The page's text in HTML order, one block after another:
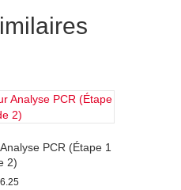
PCR (Étape 1
2)